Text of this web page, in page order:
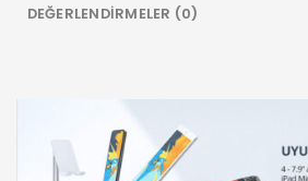
DEĞERLENDIRMELER (0)